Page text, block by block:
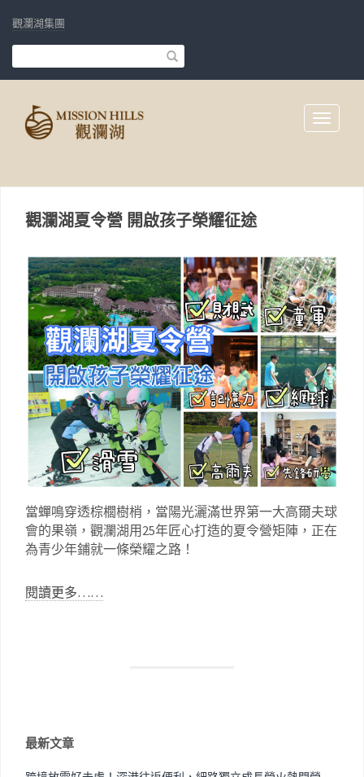
觀瀾湖集團
Toggle
觀瀾湖夏令營 開啟孩子榮耀征途
當蟬鳴穿透棕櫚樹梢，當陽光灑滿世界第一大高爾夫球
會的果嶺，觀瀾湖用25年匠心打造的夏令營矩陣，正在
為青少年鋪就一條榮耀之路！
閱讀更多……
最新文章